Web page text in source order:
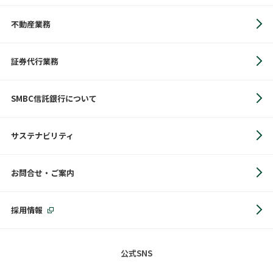
不動産業務
証券代行業務
SMBC信託銀行について
サステナビリティ
お問合せ・ご案内
採用情報
公式SNS